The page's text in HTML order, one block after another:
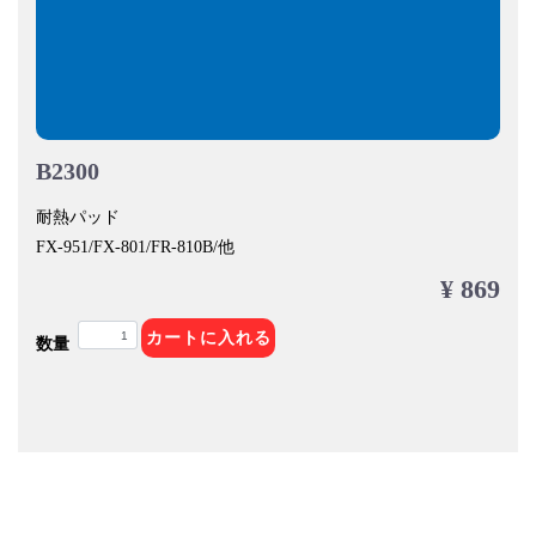
B2300
耐熱パッド
FX-951/FX-801/FR-810B/他
¥ 869
数量 カートに入れる